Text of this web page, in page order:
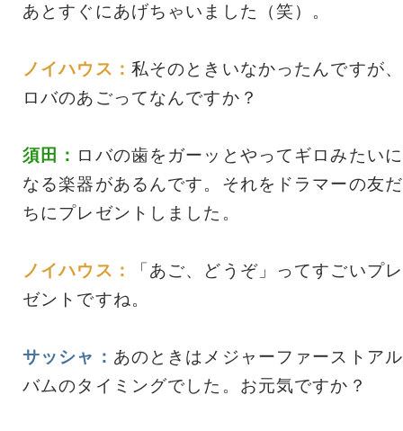
あとすぐにあげちゃいました（笑）。
ノイハウス： 私そのときいなかったんですが、
ロバのあごってなんですか？
須田： ロバの歯をガーッとやってギロみたいに
なる楽器があるんです。それをドラマーの友だ
ちにプレゼントしました。
ノイハウス：
「あご、どうぞ」ってすごいプレ
ゼントですね。
サッシャ： あのときはメジャーファーストアル
バムのタイミングでした。お元気ですか？